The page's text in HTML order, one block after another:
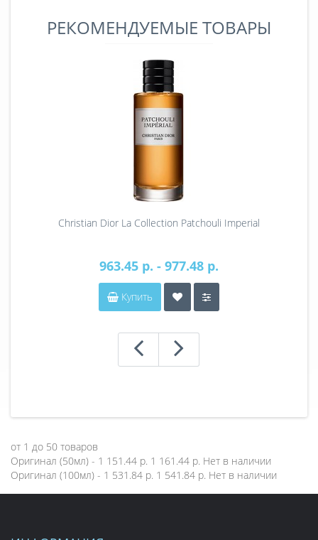
РЕКОМЕНДУЕМЫЕ ТОВАРЫ
Christian Dior La Collection Patchouli Imperial
963.45 р. - 977.48 р.
Купить
от 1 до 50 товаров
Оригинал (50мл) - 1 151.44 р. 1 161.44 р. Нет в наличии
Оригинал (100мл) - 1 531.84 р. 1 541.84 р. Нет в наличии